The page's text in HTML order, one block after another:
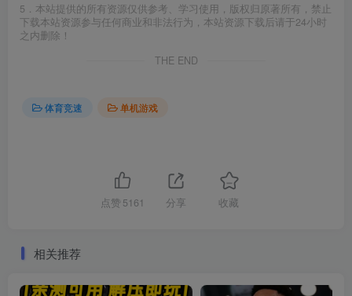
5．本站提供的所有资源仅供参考、学习使用，版权归原著所有，禁止
下载本站资源参与任何商业和非法行为，本站资源下载后请于24小时
之内删除！
THE END
体育竞速 单机游戏
点赞 5161 分享 收藏
相关推荐